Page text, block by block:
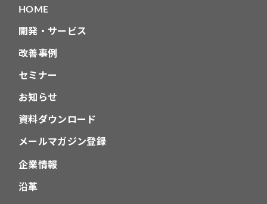
ンHOME
開発・サービス
改善事例
セミナー
お知らせ
資料ダウンロード
メールマガジン登録
企業情報
沿革